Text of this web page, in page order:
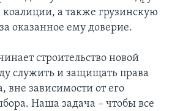
а также грузинскую
оказанное ему доверие.
строительство новой
служить и защищать права
вне зависимости от его
Наша задача – чтобы все